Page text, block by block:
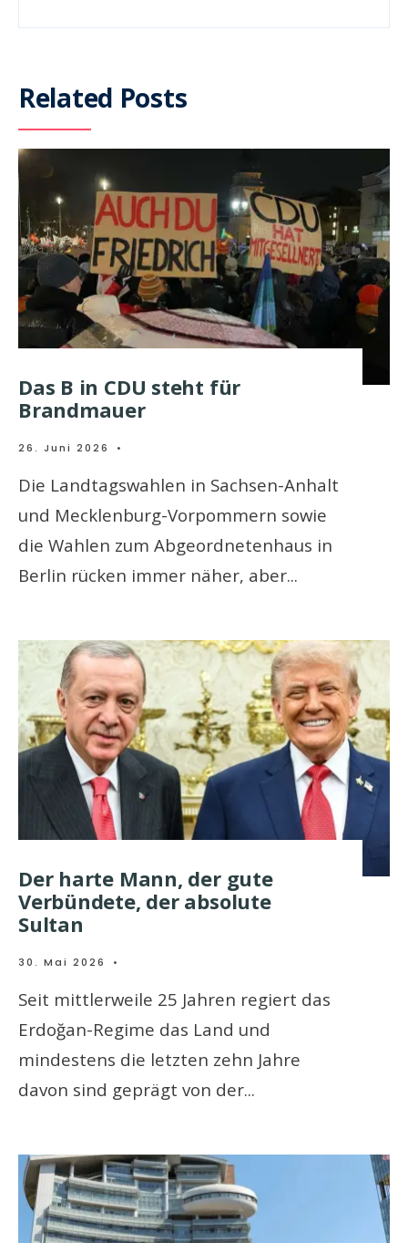
Related Posts
Das B in CDU steht für
Brandmauer
26. Juni 2026 •
Die Landtagswahlen in Sachsen-Anhalt
und Mecklenburg-Vorpommern sowie
die Wahlen zum Abgeordnetenhaus in
Berlin rücken immer näher, aber...
Der harte Mann, der gute
Verbündete, der absolute
Sultan
30. Mai 2026 •
Seit mittlerweile 25 Jahren regiert das
Erdoğan-Regime das Land und
mindestens die letzten zehn Jahre
davon sind geprägt von der...